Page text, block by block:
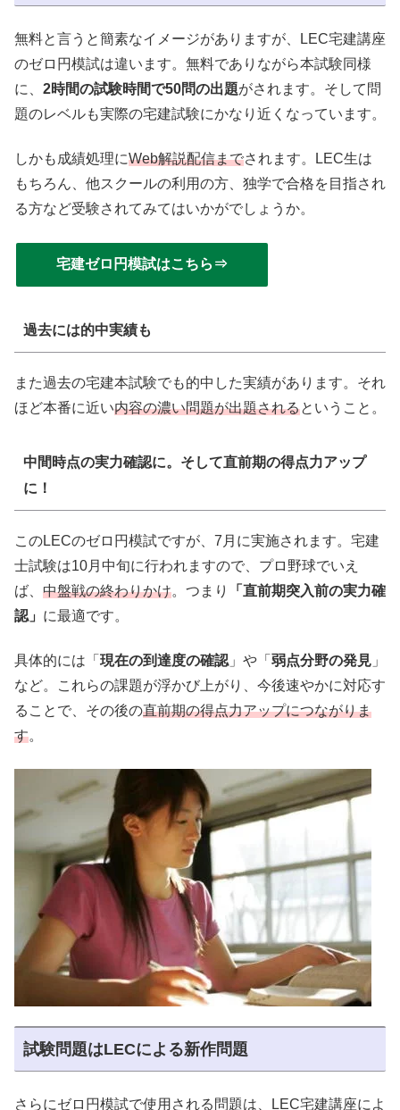
無料と言うと簡素なイメージがありますが、LEC宅建講座
のゼロ円模試は違います。無料でありながら本試験同様
に、 2時間の試験時間で50問の出題がされます。そして問
題のレベルも実際の宅建試験にかなり近くなっています。
しかも成績処理にWeb解説配信までされます。LEC生は
もちろん、他スクールの利用の方、独学で合格を目指され
る方など受験されてみてはいかがでしょうか。
宅建ゼロ円模試はこちら⇒
過去には的中実績も
また過去の宅建本試験でも的中した実績があります。それ
ほど本番に近い内容の濃い問題が出題されるということ。
中間時点の実力確認に。そして直前期の得点力アップ
に！
このLECのゼロ円模試ですが、7月に実施されます。宅建
士試験は10月中旬に行われますので、プロ野球でいえ
ば、 中盤戦の終わりかけ。つまり
「直前期突入前の実力確
認」 に最適です。
具体的には「 現在の到達度の確認 」や「 弱点分野の発見 」
など。これらの課題が浮かび上がり、今後速やかに対応す
ることで、その後の直前期の得点力アップにつながりま
す。
試験問題はLECによる新作問題
さらにゼロ円模試で使用される問題は、LEC宅建講座によ